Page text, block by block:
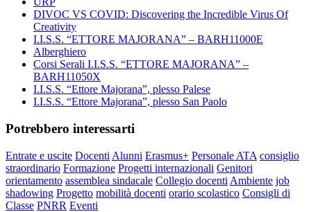
DIVOC VS COVID: Discovering the Incredible Virus Of
Creativity
I.I.S.S. “ETTORE MAJORANA” – BARH11000E
Alberghiero
Corsi Serali I.I.S.S. “ETTORE MAJORANA” –
BARH11050X
I.I.S.S. “Ettore Majorana”, plesso Palese
I.I.S.S. “Ettore Majorana”, plesso San Paolo
Potrebbero interessarti
Entrate e uscite Docenti Alunni Erasmus+ Personale ATA consiglio
straordinario Formazione Progetti internazionali Genitori
orientamento assemblea sindacale Collegio docenti Ambiente job
shadowing Progetto mobilità docenti orario scolastico Consigli di
Classe PNRR Eventi